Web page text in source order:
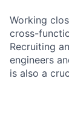
Working
cross-
Recruiting
engineers
is also a